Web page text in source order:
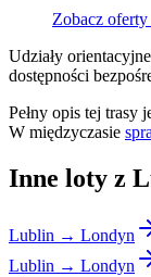
Zobacz oferty
Udziały
dostępności
Pełny opis tej
W międzyczasie
Inne loty z
Lublin → Londyn
Lublin → Londyn